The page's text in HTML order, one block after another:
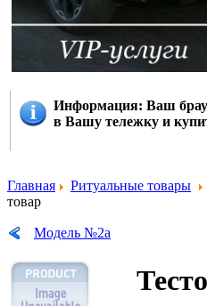
Информация: Ваш
в Вашу тележку и
Главная Ритуальные товары
товар
Модель №2а